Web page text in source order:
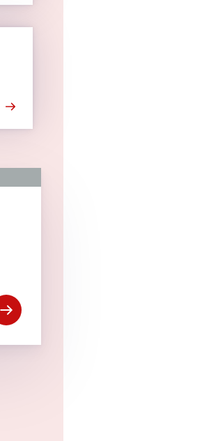
Open Meld je aan voor de CCV-